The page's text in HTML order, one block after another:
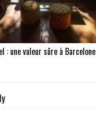
: une valeur sûre à Barcelone